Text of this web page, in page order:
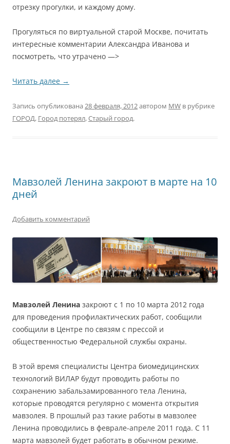
отрезку прогулки, и каждому дому.
Прогуляться по виртуальной старой Москве, почитать
интересные комментарии Александра Иванова и
посмотреть, что утрачено —>
Читать далее →
Запись опубликована 28 февраля, 2012автором MW в рубрике
ГОРОД, Город потерял,Старый город.
Мавзолей Ленина закроют в марте на 10
дней
Добавить комментарий
Мавзолей Ленина закроют с 1 по 10 марта 2012 года
для проведения профилактических работ, сообщили
сообщили в Центре по связям с прессой и
общественностью Федеральной службы охраны.
В этой время специалисты Центра биомедицинских
технологий ВИЛАР будут проводить работы по
сохранению забальзамированного тела Ленина,
которые проводятся регулярно с момента открытия
мавзолея. В прошлый раз такие работы в мавзолее
Ленина проводились в феврале-апреле 2011 года. С 11
марта мавзолей будет работать в обычном режиме.